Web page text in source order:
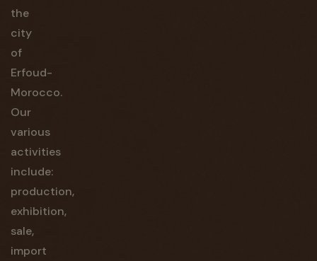
the
city
of
Erfoud-
Morocco.
Our
various
activities
include:
production,
exhibition,
sale,
import